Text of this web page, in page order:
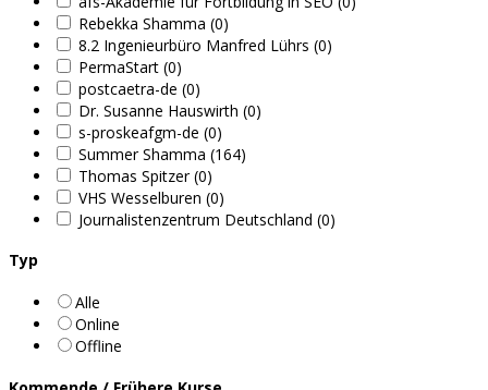
Rebekka Shamma (0)
8.2 Ingenieurbüro Manfred Lührs (0)
PermaStart (0)
postcaetra-de (0)
Dr. Susanne Hauswirth (0)
s-proskeafgm-de (0)
Summer Shamma (164)
Thomas Spitzer (0)
VHS Wesselburen (0)
Journalistenzentrum Deutschland (0)
Typ
Alle
Online
Offline